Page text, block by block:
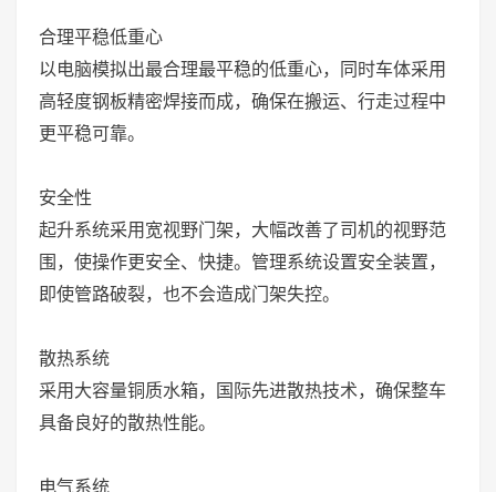
合理平稳低重心
以电脑模拟出最合理最平稳的低重心，同时车体采用
高轻度钢板精密焊接而成，确保在搬运、行走过程中
更平稳可靠。
安全性
起升系统采用宽视野门架，大幅改善了司机的视野范
围，使操作更安全、快捷。管理系统设置安全装置，
即使管路破裂，也不会造成门架失控。
散热系统
采用大容量铜质水箱，国际先进散热技术，确保整车
具备良好的散热性能。
电气系统